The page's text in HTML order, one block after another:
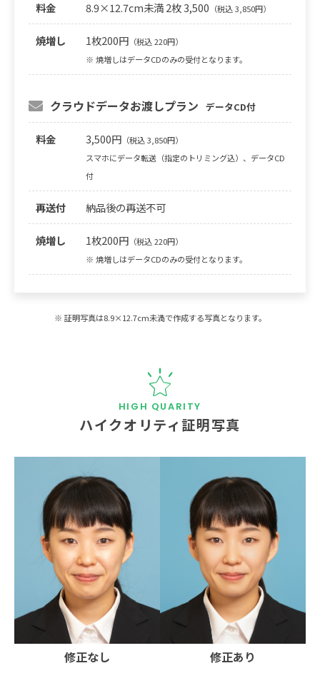
料金 8.9×12.7cm未満 2枚 3,500 （税込 3,850円）
焼増し 1枚200円 （税込 220円）
※ 焼増しはデータCDのみの受付となります。
クラウドデータお渡しプラン データCD付
料金 3,500円 （税込 3,850円）
スマホにデータ転送（指定のトリミング込）、データCD
付
再送付 納品後の再送不可
焼増し 1枚200円 （税込 220円）
※ 焼増しはデータCDのみの受付となります。
※ 証明写真は8.9×12.7cm未満で作成する写真となります。
ハイクオリティ証明写真
修正なし 修正あり